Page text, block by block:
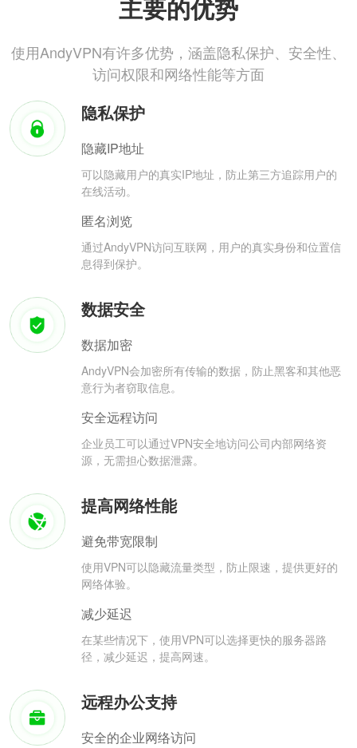
主要的优势
使用AndyVPN有许多优势，涵盖隐私保护、安全性、
访问权限和网络性能等方面
隐私保护
隐藏IP地址
可以隐藏用户的真实IP地址，防止第三方追踪用户的
在线活动。
匿名浏览
通过AndyVPN访问互联网，用户的真实身份和位置信
息得到保护。
数据安全
数据加密
AndyVPN会加密所有传输的数据，防止黑客和其他恶
意行为者窃取信息。
安全远程访问
企业员工可以通过VPN安全地访问公司内部网络资
源，无需担心数据泄露。
提高网络性能
避免带宽限制
使用VPN可以隐藏流量类型，防止限速，提供更好的
网络体验。
减少延迟
在某些情况下，使用VPN可以选择更快的服务器路
径，减少延迟，提高网速。
远程办公支持
安全的企业网络访问